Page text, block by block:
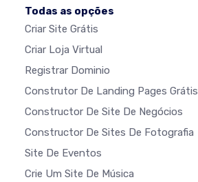
Todas as opções
Criar Site Grátis
Criar Loja Virtual
Registrar Dominio
Construtor De Landing Pages Grátis
Constructor De Site De Negócios
Constructor De Sites De Fotografia
Site De Eventos
Crie Um Site De Música